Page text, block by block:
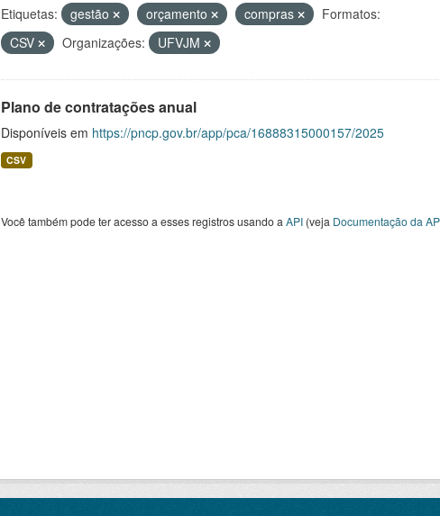
Etiquetas: gestão orçamento compras
Formatos:
CSV
Organizações: UFVJM
Plano de contratações anual
Disponíveis em https://pncp.gov.br/app/pca/16888315000157/2025
CSV
Você também pode ter acesso a esses registros usando a API(veja Documentação da